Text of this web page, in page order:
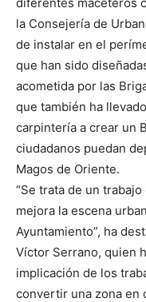
la Consejería de
de instalar en el
que han sido
acometida por las
que también ha
carpintería a crear un
ciudadanos puedan
Magos de Oriente.
“Se trata de un
mejora la escena
Ayuntamiento”, ha
Víctor Serrano, quien
implicación de los
convertir una zona en